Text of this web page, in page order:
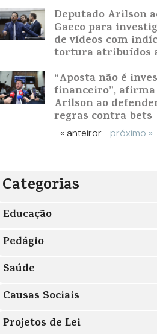
Deputado Arilson
Gaeco para
de vídeos com
tortura atribuídos
“Aposta não é
financeiro”,
Arilson ao
regras contra bets
« anteiror próximo »
Categorias
Educação
Pedágio
Saúde
Causas Sociais
Projetos de Lei